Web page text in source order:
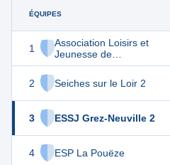
ÉQUIPES
1
Association Loisirs et
Jeunesse de
Morannes
2
Seiches sur le Loir 2
3 ESSJ Grez-Neuville 2
4 ESP La Pouëze
20 10
18
14 9
14